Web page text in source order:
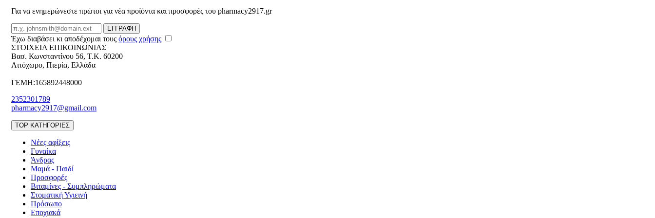
Για να ενημερώνεστε πρώτοι για νέα προϊόντα και προσφορές του pharmacy2917.gr
Email
ΕΓΓΡΑΦΗ
Έχω διαβάσει κι αποδέχομαι τους όρους χρήσης
ΣΤΟΙΧΕΙΑ ΕΠΙΚΟΙΝΩΝΙΑΣ
Βασ. Κωνσταντίνου 56, T.K. 60200
Λιτόχωρο, Πιερία, Ελλάδα
ΓΕΜΗ:165892448000
2352301789
pharmacy2917@gmail.com
TOP ΚΑΤΗΓΟΡΙΕΣ
Νέες αφίξεις
Γυναίκα
Άνδρας
Μαμά - Παιδί
Προσφορές
Βιταμίνες - Συμπληρώματα
Στοματική Υγιεινή
Πρόσωπο
Εποχιακά